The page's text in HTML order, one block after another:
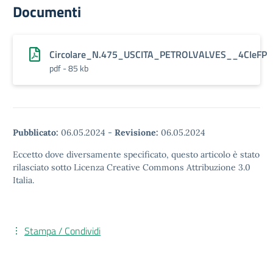
Documenti
Circolare_N.475_USCITA_PETROLVALVES__4CIeFP
pdf - 85 kb
Pubblicato: 06.05.2024 - Revisione: 06.05.2024
Eccetto dove diversamente specificato, questo articolo è stato
rilasciato sotto Licenza Creative Commons Attribuzione 3.0
Italia.
Stampa / Condividi